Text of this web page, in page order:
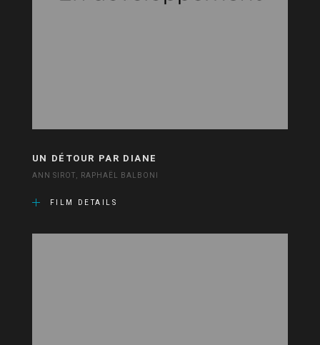
UN DÉTOUR PAR DIANE
ANN SIROT, RAPHAËL BALBONI
FILM DETAILS